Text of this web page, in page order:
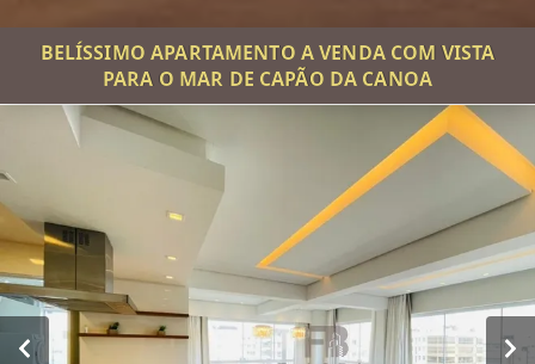
BELÍSSIMO APARTAMENTO A VENDA COM VISTA
PARA O MAR DE CAPÃO DA CANOA